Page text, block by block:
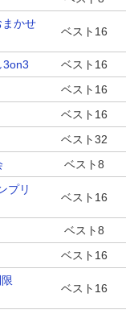
かせ
ベスト16
3on3
ベスト16
ベスト16
ベスト16
ベスト32
ベスト8
プリ
ベスト16
ベスト8
ベスト16
ベスト16